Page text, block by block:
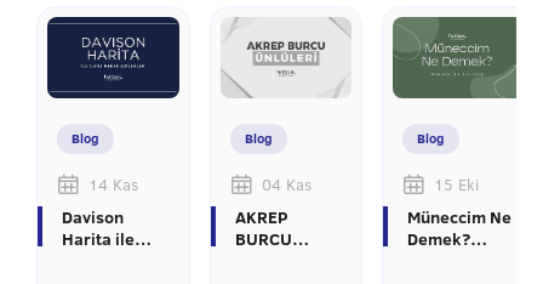
Blog
14 Kas
Davison
Harita ile
Blog
04 Kas
AKREP
BURCU
Blog
15 Eki
Müneccim Ne
Demek?